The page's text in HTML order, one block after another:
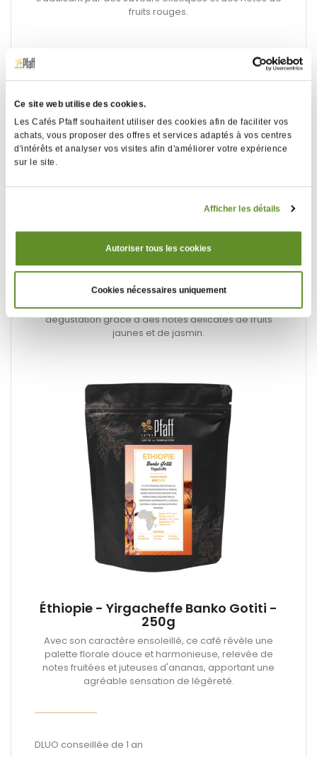
Ce site web utilise des cookies.
Les Cafés Pfaff souhaitent utiliser des cookies afin de faciliter vos
achats, vous proposer des offres et services adaptés à vos centres
d'intérêts et analyser vos visites afin d'améliorer votre expérience
sur le site.
Afficher les détails
Autoriser tous les cookies
Cookies nécessaires uniquement
fruits rouges.
Éthiopie - Sidamo Nyala - 250g
Fraîcheur et gourmandise s'inviteront à votre
dégustation grâce à des notes délicates de fruits
jaunes et de jasmin.
Éthiopie - Yirgacheffe Banko Gotiti -
250g
Avec son caractère ensoleillé, ce café révèle une
palette florale douce et harmonieuse, relevée de
notes fruitées et juteuses d'ananas, apportant une
agréable sensation de légèreté.
DLUO conseillée de 1 an